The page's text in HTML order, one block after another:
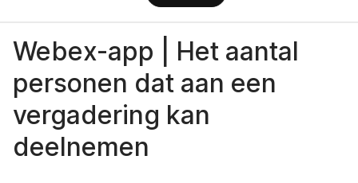
Webex-app | Het aantal
personen dat aan een
vergadering kan
deelnemen